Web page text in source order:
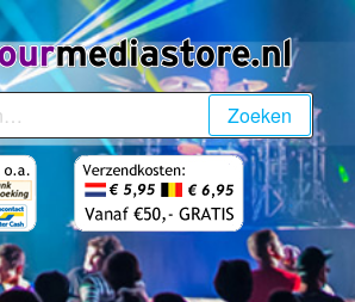
Professionals in
Zoeken